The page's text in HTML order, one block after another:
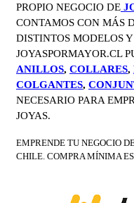
PROPIO NEGOCIO DE
CONTAMOS CON MÁS
DISTINTOS MODELOS
JOYASPORMAYOR.CL
ANILLOS, COLLARES,
COLGANTES,
NECESARIO PARA
JOYAS.
EMPRENDE TU NEGOCIO
CHILE. COMPRA MÍNIMA